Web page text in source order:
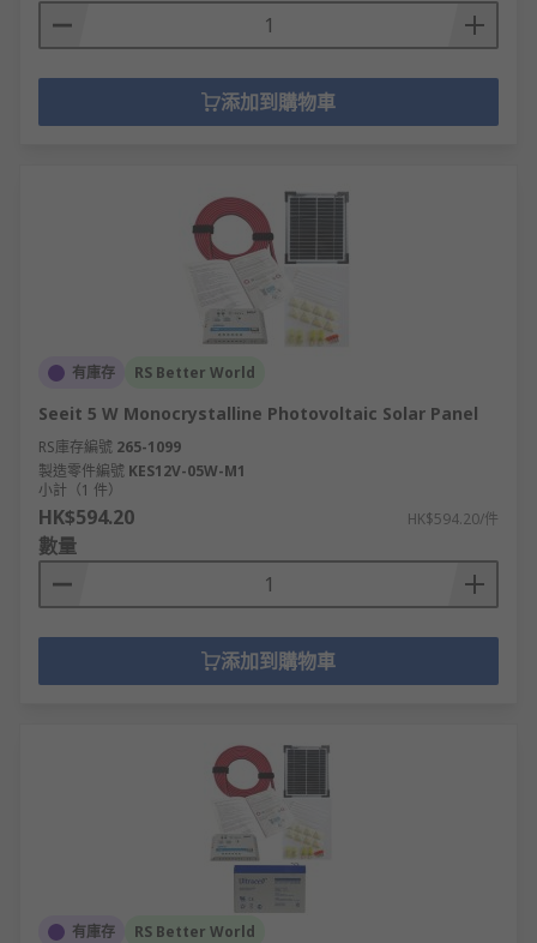
添加到購物車
有庫存 RS Better World
Seeit 5 W Monocrystalline Photovoltaic Solar Panel
RS庫存編號 265-1099
製造零件編號 KES12V-05W-M1
小計（1 件）
HK$594.20 HK$594.20/件
數量
添加到購物車
有庫存 RS Better World